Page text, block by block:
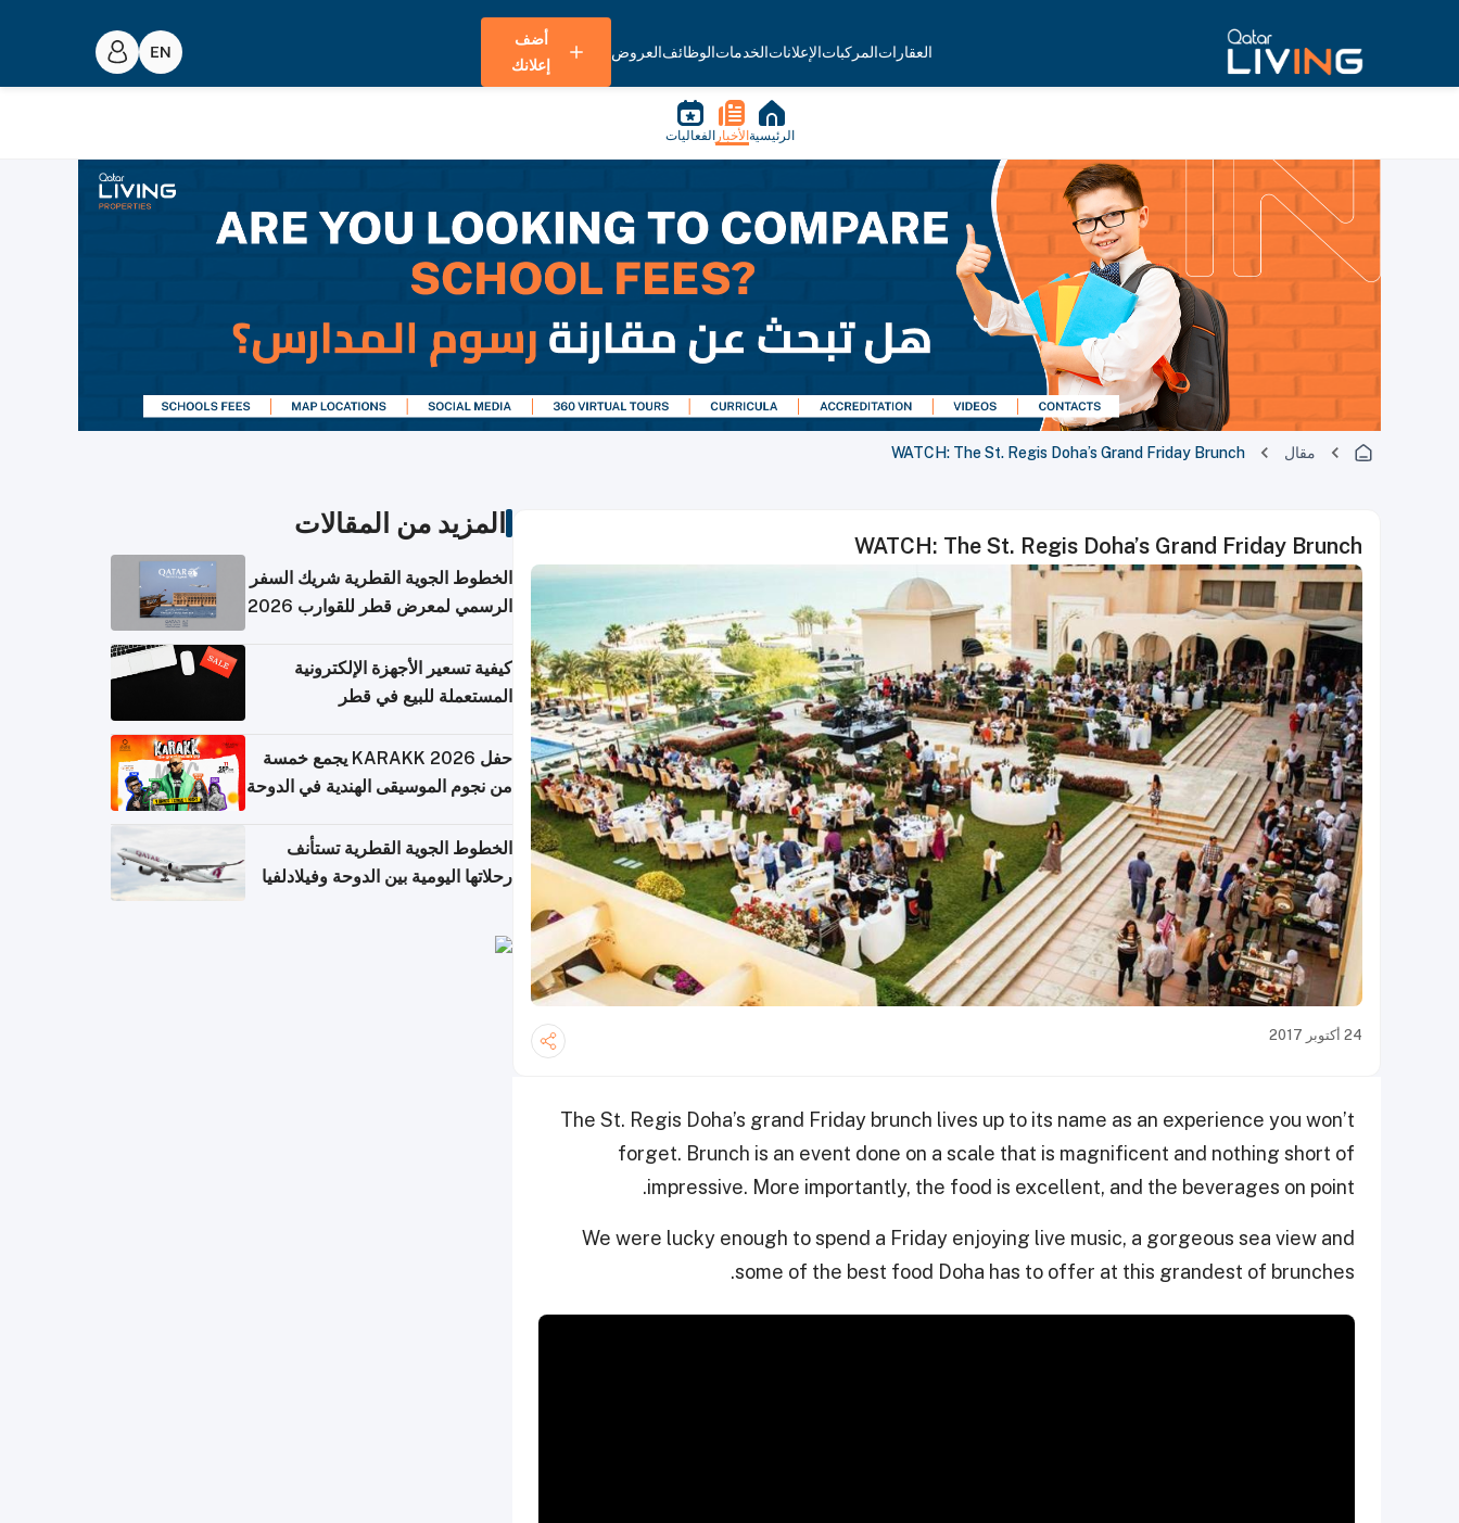
العقاراتالمركباتالإعلاناتالخدماتالوظائفالعروض
أضف
إعلانك
الرئيسية الأخبار الفعاليات
مقال WATCH: The St. Regis Doha’s Grand Friday Brunch
WATCH: The St. Regis Doha’s Grand Friday Brunch
24 أكتوبر 2017
The St. Regis Doha’s grand Friday brunch lives up to its name as an experience you won’t
forget. Brunch is an event done on a scale that is magnificent and nothing short of
impressive. More importantly, the food is excellent, and the beverages on point.
We were lucky enough to spend a Friday enjoying live music, a gorgeous sea view and
some of the best food Doha has to offer at this grandest of brunches.
المزيد من المقالات
الخطوط الجوية القطرية شريك السفر
الرسمي لمعرض قطر للقوارب 2026
كيفية تسعير الأجهزة الإلكترونية
المستعملة للبيع في قطر
حفل KARAKK 2026 يجمع خمسة
من نجوم الموسيقى الهندية في الدوحة
الخطوط الجوية القطرية تستأنف
رحلاتها اليومية بين الدوحة وفيلادلفيا